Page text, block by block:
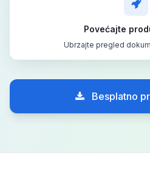
Povećajte
Ubrzajte pregled
Besplatno